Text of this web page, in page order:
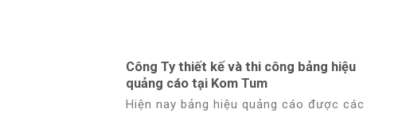
Công Ty thiết kế và thi công bảng hiệu
quảng cáo tại Kom Tum
Hiện nay bảng hiệu quảng cáo được các